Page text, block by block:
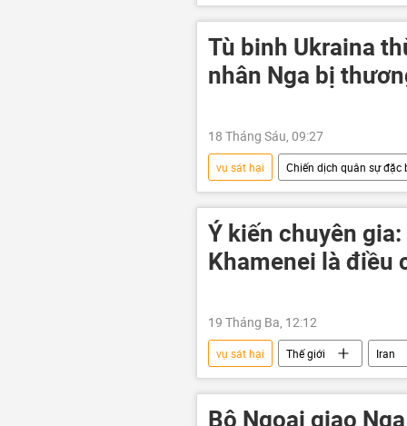
nhà báo
Trung Đông
Tù binh Ukraina
nhân Nga bị
18 Tháng Sáu, 09:27
vụ sát hại Chiến dịch quân sự đặc
bị thương
tù binh
Ý kiến chuyên
Khamenei là điều
19 Tháng Ba, 12:12
vụ sát hại Thế giới Iran
Xung đột Mỹ-Iran
Hoa Kỳ
Bộ Ngoại giao